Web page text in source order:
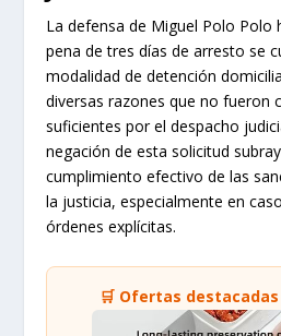
La defensa de Miguel Polo Polo
pena de tres días de arresto se
modalidad de detención
diversas razones que no fueron
suficientes por el despacho
negación de esta solicitud
cumplimiento efectivo de las
la justicia, especialmente en
órdenes explícitas.
🛒 Ofertas destacadas